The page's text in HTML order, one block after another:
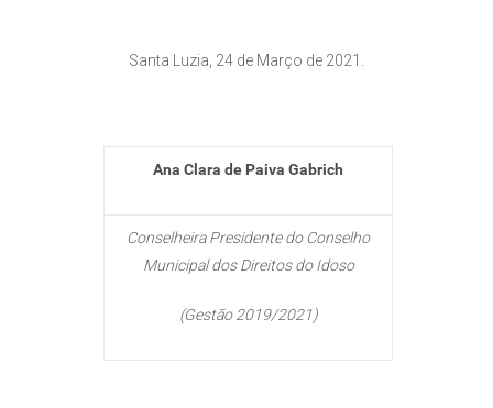
Santa Luzia, 24 de Março de 2021.
Ana Clara de Paiva Gabrich
Conselheira Presidente do Conselho
Municipal dos Direitos do Idoso
(Gestão 2019/2021)